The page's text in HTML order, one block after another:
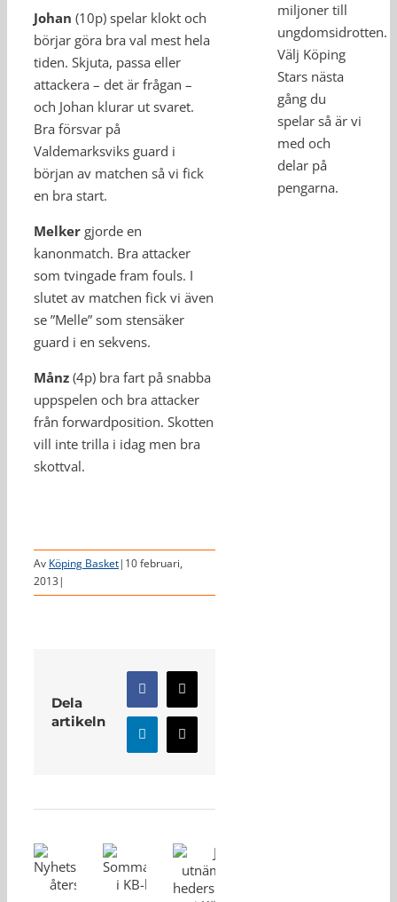
Johan (10p) spelar klokt och
börjar göra bra val mest hela
tiden. Skjuta, passa eller
attackera – det är frågan –
och Johan klurar ut svaret.
Bra försvar på
Valdemarksviks guard i
början av matchen så vi fick
en bra start.
Melker gjorde en
kanonmatch. Bra attacker
som tvingade fram fouls. I
slutet av matchen fick vi även
se ”Melle” som stensäker
guard i en sekvens.
Månz (4p) bra fart på snabba
uppspelen och bra attacker
från forwardposition. Skotten
vill inte trilla i idag men bra
skottval.
Av Köping Basket| 10 februari,
2013 |
Dela
artikeln
Facebook
X
LinkedInE-
post
miljoner till
ungdomsidrotten.
Välj Köping
Stars nästa
gång du
spelar så är vi
med och
delar på
pengarna.